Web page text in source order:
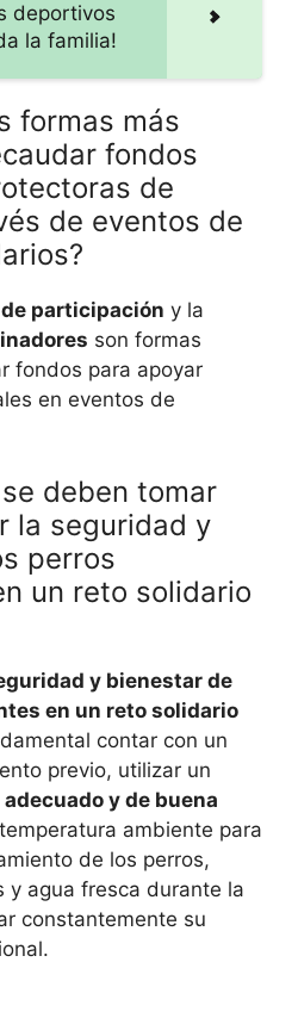
deportivos
la familia!
formas más
fondos
de
de eventos de
participación y la
son formas
fondos para apoyar
en eventos de
deben tomar
la seguridad y
perros
un reto solidario
y bienestar de
en un reto solidario
contar con un
previo, utilizar un
y de buena
ambiente para
de los perros,
y agua fresca durante la
constantemente su